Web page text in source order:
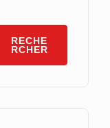
RECHE
RCHER